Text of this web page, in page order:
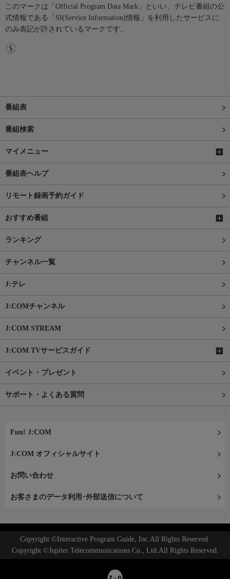
このマークは「Official Program Data Mark」といい、テレビ番組の公
式情報である「SI(Service Information)情報」を利用したサービスに
のみ表記が許されているマークです。
番組表
番組検索
マイメニュー
番組表ヘルプ
リモート録画予約ガイド
おすすめ番組
ランキング
チャンネル一覧
J:テレ
J:COMチャンネル
J:COM STREAM
J:COM TVサービスガイド
イベント・プレゼント
サポート・よくある質問
Fun! J:COM
J:COM オフィシャルサイト
お問い合わせ
お客さまのデータ利用･外部送信について
Copyright ©Interactive Program Guide, Inc.All Rights Reserved.
Copyright ©Jupiter Telecommunications Co., Ltd.All Rights Reserved.